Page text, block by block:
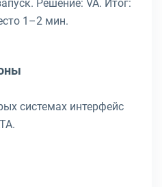
Решение: VA. Итог:
1–2 мин.
системах интерфейс